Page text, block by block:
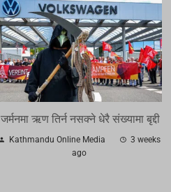
जर्मनमा ऋण तिर्न नसक्ने धेरै संख्यामा बृद्दी
Kathmandu Online Media
3 weeks
ago